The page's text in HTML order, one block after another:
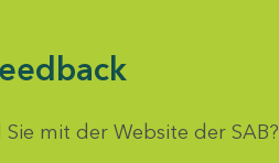
mit der Website der SAB?